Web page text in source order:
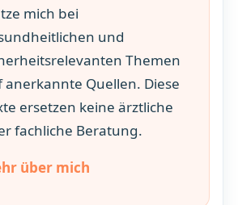
mich bei
und
Themen
anerkannte Quellen. Diese
ersetzen keine ärztliche
fachliche Beratung.
über mich